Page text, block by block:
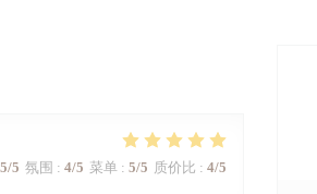
5/5 氛围 : 4/5 菜单: 5/5 质价比 : 4/5